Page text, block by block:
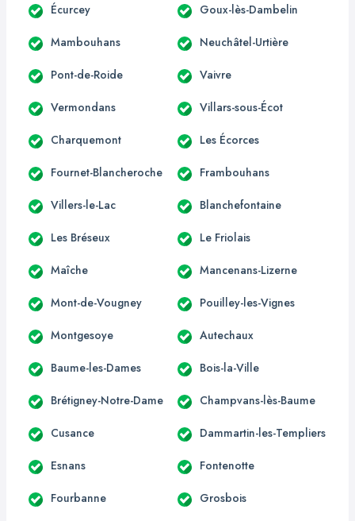
Écurcey Goux-lès-Dambelin
Mambouhans Neuchâtel-Urtière
Pont-de-Roide Vaivre
Vermondans Villars-sous-Écot
Charquemont Les Écorces
Fournet-Blancheroche Frambouhans
Villers-le-Lac Blanchefontaine
Les Bréseux Le Friolais
Maîche Mancenans-Lizerne
Mont-de-Vougney Pouilley-les-Vignes
Montgesoye Autechaux
Baume-les-Dames Bois-la-Ville
Brétigney-Notre-Dame Champvans-lès-Baume
Cusance Dammartin-les-Templiers
Esnans Fontenotte
Fourbanne Grosbois